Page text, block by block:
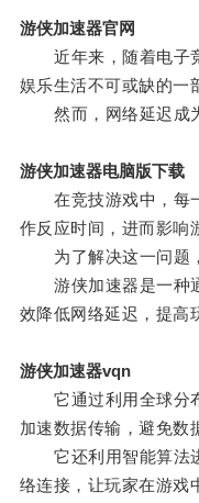
游侠加速器官网
近年来，随着电子竞
娱乐生活不可或缺的一
然而，网络延迟成为
游侠加速器电脑版下载
在竞技游戏中，每一
作反应时间，进而影响
为了解决这一问题，
游侠加速器是一种通
效降低网络延迟，提高
游侠加速器vqn
它通过利用全球分布
加速数据传输，避免数
它还利用智能算法进
络连接，让玩家在游戏